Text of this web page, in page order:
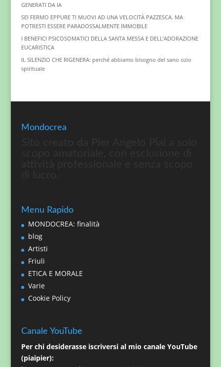
GENERATI DA IA
SEI FERMO EPPURE TI MUOVI AD UNA VELOCITÀ PAZZESCA. MA
POTRESTI ESSERE PARADOSSALMENTE IMMOBILE
I BENEFICI PSICOSOMATICI DELLA SANTA MESSA E DELL’ADORAZIONE
EUCARISTICA
IL SILENZIO CHE RIGENERA: perché abbiamo bisogno del sano ozio
spirituale
Mondocrea
Menu Rapido
MONDOCREA: finalità
blog
Artisti
Friuli
ETICA E MORALE
Varie
Cookie Policy
Canale YouTube
Per chi desiderasse iscriversi al mio canale YouTube
(piaipier):